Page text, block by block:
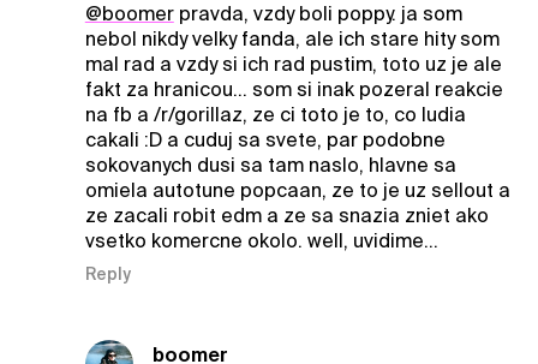
@boomerpravda, vzdy boli poppy. ja som
nebol nikdy velky fanda, ale ich stare hity som
mal rad a vzdy si ich rad pustim, toto uz je ale
fakt za hranicou... som si inak pozeral reakcie
na fb a /r/gorillaz, ze ci toto je to, co ludia
cakali :D a cuduj sa svete, par podobne
sokovanych dusi sa tam naslo, hlavne sa
omiela autotune popcaan, ze to je uz sellout a
ze zacali robit edm a ze sa snazia zniet ako
vsetko komercne okolo. well, uvidime...
Reply
boomer